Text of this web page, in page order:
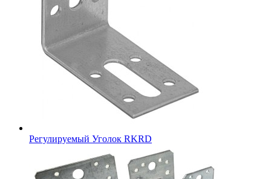
Регулируемый Уголок RKRD